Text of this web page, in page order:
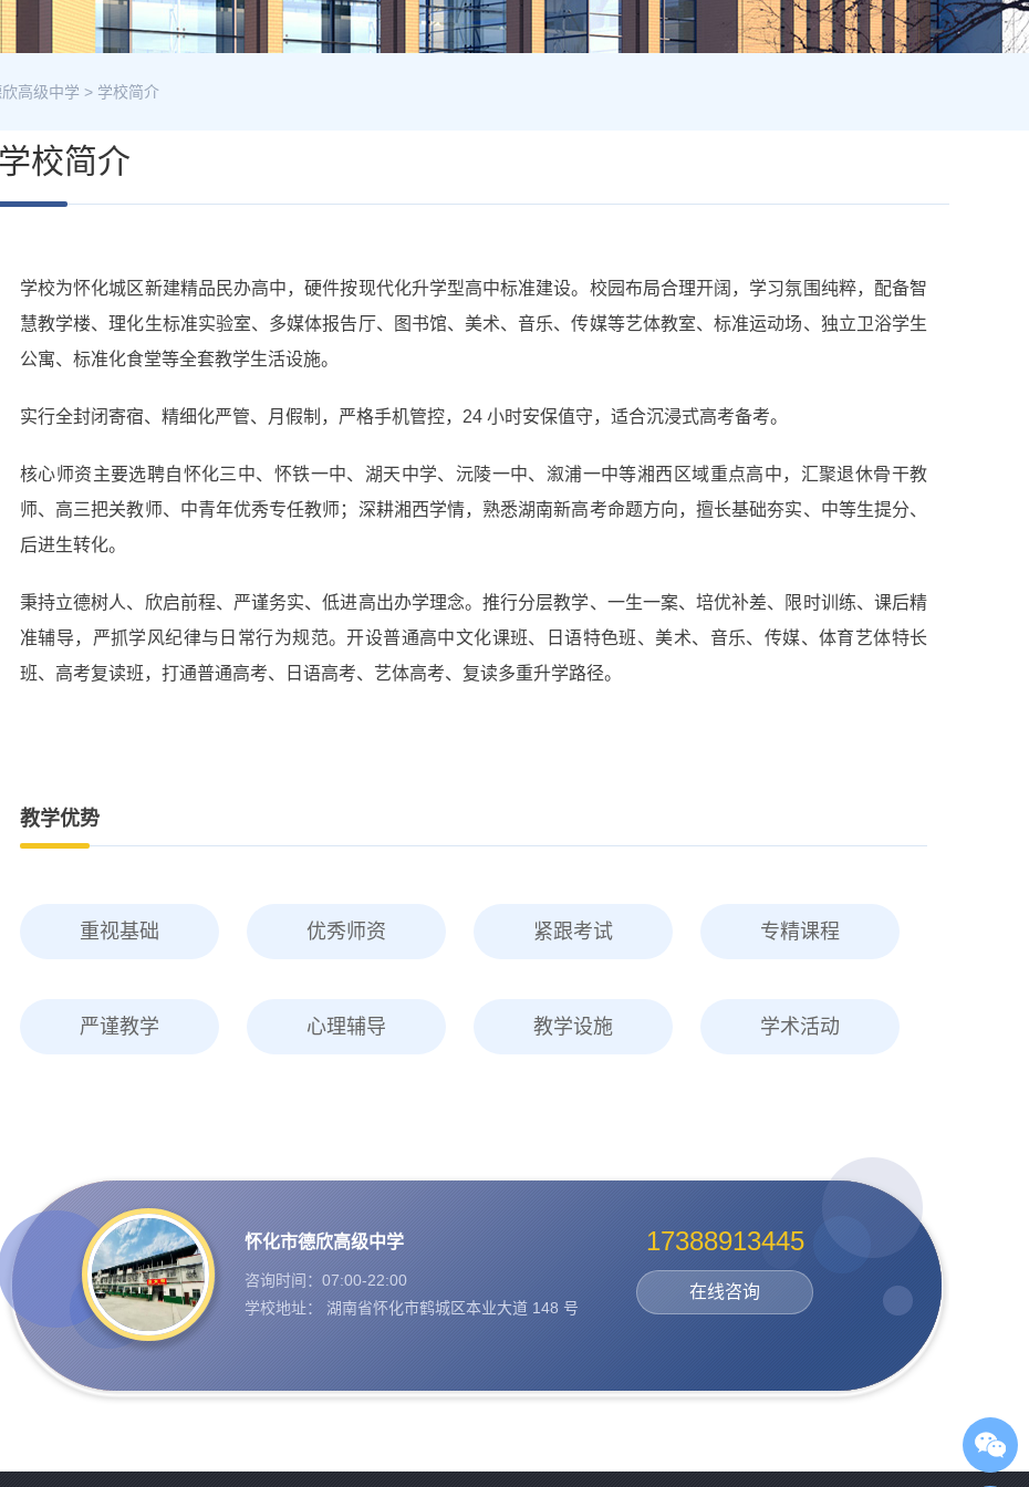
高级中学 > 学校简介
学校简介
学校为怀化城区新建精品民办高中，硬件按现代化升学型高中标准建设。校园布局合理开阔，学习氛围纯粹，配备智
慧教学楼、理化生标准实验室、多媒体报告厅、图书馆、美术、音乐、传媒等艺体教室、标准运动场、独立卫浴学生
公寓、标准化食堂等全套教学生活设施。
实行全封闭寄宿、精细化严管、月假制，严格手机管控，24 小时安保值守，适合沉浸式高考备考。
核心师资主要选聘自怀化三中、怀铁一中、湖天中学、沅陵一中、溆浦一中等湘西区域重点高中，汇聚退休骨干教
师、高三把关教师、中青年优秀专任教师；深耕湘西学情，熟悉湖南新高考命题方向，擅长基础夯实、中等生提分、
后进生转化。
秉持立德树人、欣启前程、严谨务实、低进高出办学理念。推行分层教学、一生一案、培优补差、限时训练、课后精
准辅导，严抓学风纪律与日常行为规范。开设普通高中文化课班、日语特色班、美术、音乐、传媒、体育艺体特长
班、高考复读班，打通普通高考、日语高考、艺体高考、复读多重升学路径。
教学优势
重视基础 优秀师资 紧跟考试 专精课程
严谨教学 心理辅导 教学设施 学术活动
怀化市德欣高级中学
咨询时间：07:00-22:00
学校地址： 湖南省怀化市鹤城区本业大道 148 号
17388913445
在线咨询